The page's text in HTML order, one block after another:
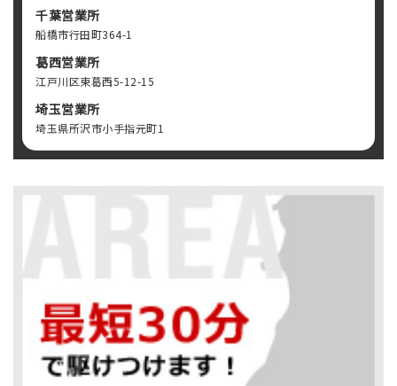
千葉営業所
船橋市行田町364-1
葛西営業所
江戸川区東葛西5-12-15
埼玉営業所
埼玉県所沢市小手指元町1